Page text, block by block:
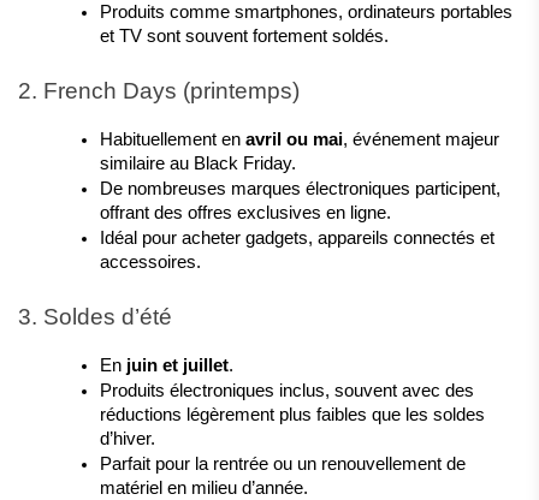
Produits comme smartphones, ordinateurs portables
et TV sont souvent fortement soldés.
2. French Days (printemps)
Habituellement en avril ou mai, événement majeur
similaire au Black Friday.
De nombreuses marques électroniques participent,
offrant des offres exclusives en ligne.
Idéal pour acheter gadgets, appareils connectés et
accessoires.
3. Soldes d’été
En juin et juillet.
Produits électroniques inclus, souvent avec des
réductions légèrement plus faibles que les soldes
d’hiver.
Parfait pour la rentrée ou un renouvellement de
matériel en milieu d’année.